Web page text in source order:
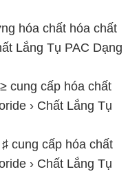
hóa chất hóa chất
Lắng Tụ PAC Dạng
cung cấp hóa chất
› Chất Lắng Tụ
cung cấp hóa chất
› Chất Lắng Tụ